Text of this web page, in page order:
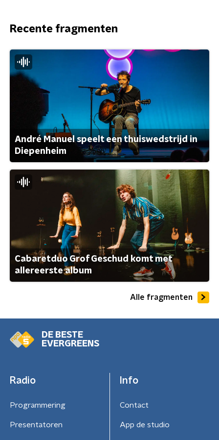
Recente fragmenten
André Manuel speelt een thuiswedstrijd in
Diepenheim
Cabaretduo Grof Geschud komt met
allereerste album
Alle fragmenten
DE BESTE
EVERGREENS
Radio
Programmering
Presentatoren
Info
Contact
App de studio